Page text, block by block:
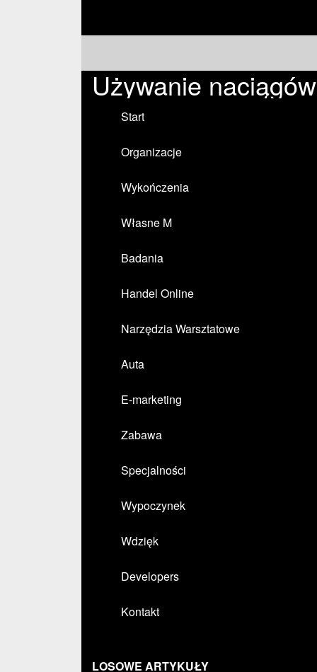
Używanie
Start
Organizacje
Wykończenia
Własne M
Badania
Handel Online
Narzędzia Warsztatowe
Auta
E-marketing
Zabawa
Specjalności
Wypoczynek
Wdzięk
Developers
Kontakt
LOSOWE ARTYKUŁY